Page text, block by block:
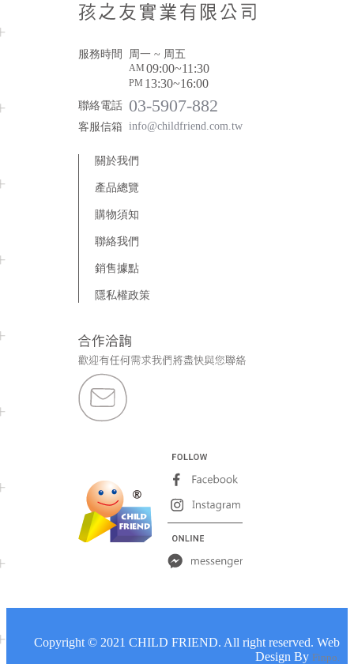
服務時間 周一 ~ 周五
AM 09:00~11:30
PM 13:30~16:00
聯絡電話 03-5907-882
客服信箱 info@childfriend.com.tw
關於我們
產品總覽
木製玩具
嬰兒玩具
年齡 0 ~ 18 個月
年齡 18 ~ 36 個月
年齡 3 歲以上
委託生產
優惠專區
優惠專區
購物須知
聯絡我們
銷售據點
隱私權政策
Copyright © 2021 CHILD FRIEND. All right reserved. Web
Design By Finpo.